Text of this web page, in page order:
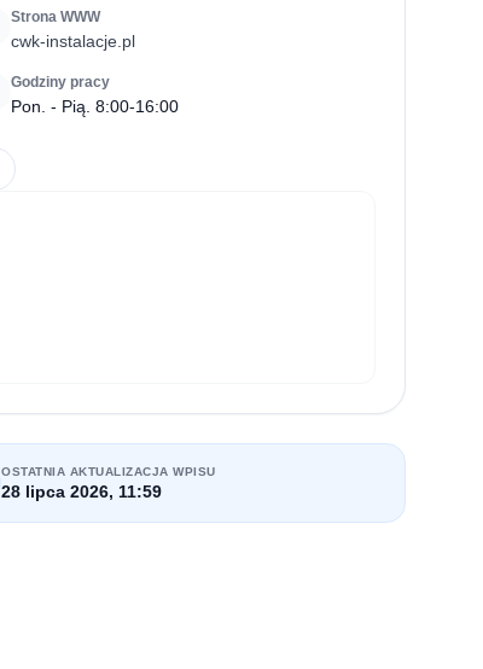
Strona WWW
cwk-instalacje.pl
Godziny pracy
Pon. - Pią. 8:00-16:00
OSTATNIA AKTUALIZACJA WPISU
28 lipca 2026, 11:59